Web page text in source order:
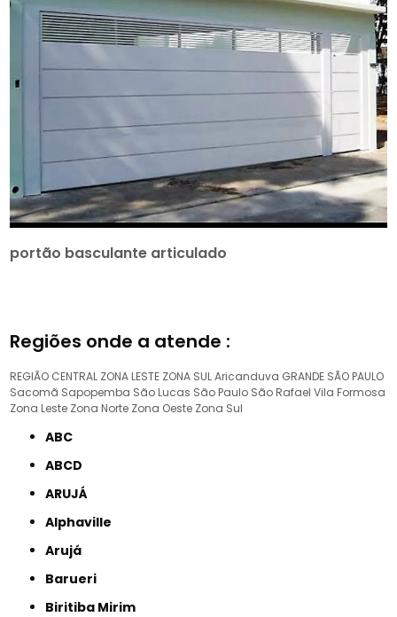
portão basculante articulado
Regiões onde a atende :
REGIÃO CENTRAL ZONA LESTE ZONA SULAricanduva GRANDE SÃO PAULO
Sacomã Sapopemba São Lucas São Paulo São Rafael Vila Formosa
Zona Leste Zona Norte Zona Oeste Zona Sul
ABC
ABCD
ARUJÁ
Alphaville
Arujá
Barueri
Biritiba Mirim